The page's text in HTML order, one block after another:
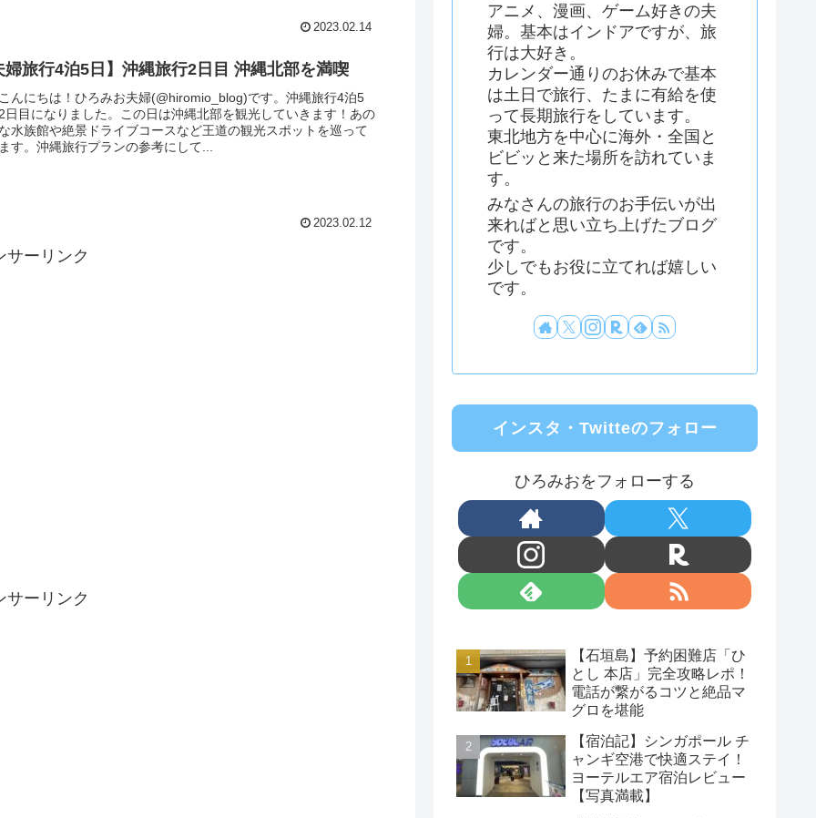
2023.02.14
婦旅行4泊5日】沖縄旅行2日目 沖縄北部を満喫
んにちは！ひろみお夫婦(@hiromio_blog)です。沖縄旅行4泊5
日目になりました。この日は沖縄北部を観光していきます！あの
水族館や絶景ドライブコースなど王道の観光スポットを巡って
す。沖縄旅行プランの参考にして...
2023.02.12
サーリンク
サーリンク
アニメ、漫画、ゲーム好きの夫
婦。基本はインドアですが、旅
行は大好き。
カレンダー通りのお休みで基本
は土日で旅行、たまに有給を使
って長期旅行をしています。
東北地方を中心に海外・全国と
ビビッと来た場所を訪れていま
す。
みなさんの旅行のお手伝いが出
来ればと思い立ち上げたブログ
です。
少しでもお役に立てれば嬉しい
です。
インスタ・Twitteのフォロー
ひろみおをフォローする
【石垣島】予約困難店「ひ
とし 本店」完全攻略レポ！
電話が繋がるコツと絶品マ
グロを堪能
【宿泊記】シンガポール チ
ャンギ空港で快適ステイ！
ヨーテルエア宿泊レビュー
【写真満載】